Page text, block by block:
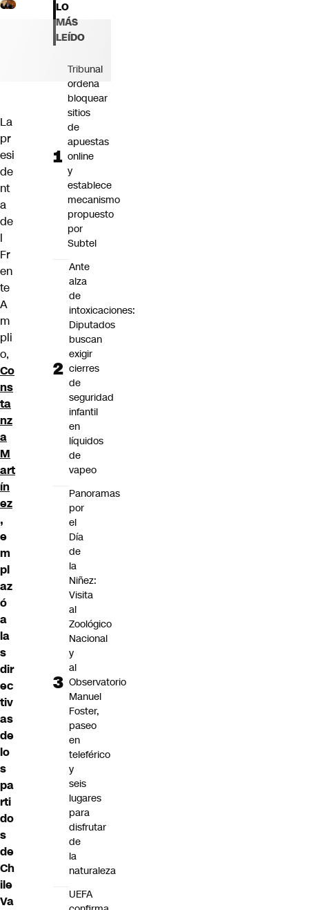
La
pr
esi
de
nt
a
de
l
Fr
en
te
A
m
pli
o,
Co
ns
ta
nz
a
M
art
ín
ez
,
e
m
pl
az
ó
a
la
s
dir
ec
tiv
as
de
lo
s
pa
rti
do
s
de
Ch
ile
Va
LO
MÁS
LEÍDO
Tribunal
ordena
bloquear
sitios
de
apuestas
online
y
establece
mecanismo
propuesto
por
Subtel
Ante
alza
de
intoxicaciones:
Diputados
buscan
exigir
cierres
de
seguridad
infantil
en
líquidos
de
vapeo
Panoramas
por
el
Día
de
la
Niñez:
Visita
al
Zoológico
Nacional
y
al
Observatorio
Manuel
Foster,
paseo
en
teleférico
y
seis
lugares
para
disfrutar
de
la
naturaleza
UEFA